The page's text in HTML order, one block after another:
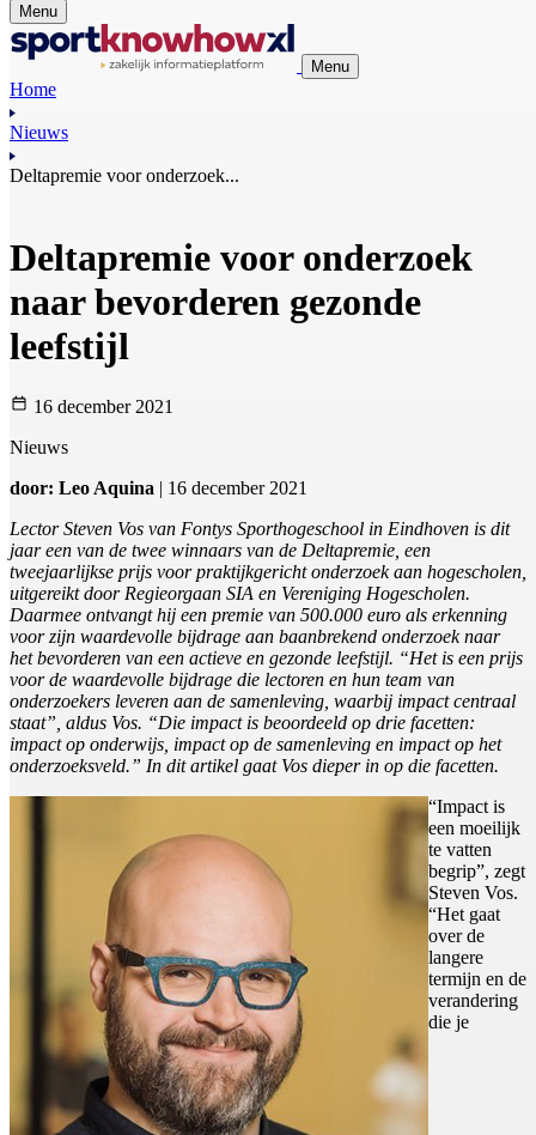
Menu
Menu
Home
Nieuws
Deltapremie voor onderzoek...
Deltapremie voor onderzoek
naar bevorderen gezonde
leefstijl
16 december 2021
Nieuws
door: Leo Aquina | 16 december 2021
Lector Steven Vos van Fontys Sporthogeschool in Eindhoven is dit
jaar een van de twee winnaars van de Deltapremie, een
tweejaarlijkse prijs voor praktijkgericht onderzoek aan hogescholen,
uitgereikt door Regieorgaan SIA en Vereniging Hogescholen.
Daarmee ontvangt hij een premie van 500.000 euro als erkenning
voor zijn waardevolle bijdrage aan baanbrekend onderzoek naar
het bevorderen van een actieve en gezonde leefstijl. “Het is een prijs
voor de waardevolle bijdrage die lectoren en hun team van
onderzoekers leveren aan de samenleving, waarbij impact centraal
staat”, aldus Vos. “Die impact is beoordeeld op drie facetten:
impact op onderwijs, impact op de samenleving en impact op het
onderzoeksveld.” In dit artikel gaat Vos dieper in op die facetten.
“Impact is
een moeilijk
te vatten
begrip”, zegt
Steven Vos.
“Het gaat
over de
langere
termijn en de
verandering
die je